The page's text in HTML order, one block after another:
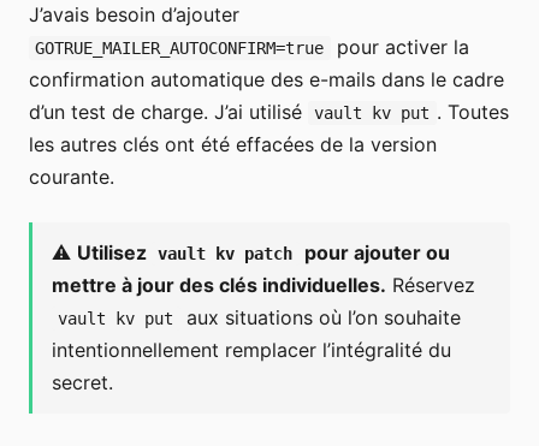
J’avais besoin d’ajouter
GOTRUE_MAILER_AUTOCONFIRM=true
pour activer la
confirmation automatique des e-mails dans le cadre
d’un test de charge. J’ai utilisé
vault kv put . Toutes
les autres clés ont été effacées de la version
courante.
⚠️ Utilisez vault kv patch
pour ajouter ou
mettre à jour des clés individuelles. Réservez
vault kv put
aux situations où l’on souhaite
intentionnellement remplacer l’intégralité du
secret.